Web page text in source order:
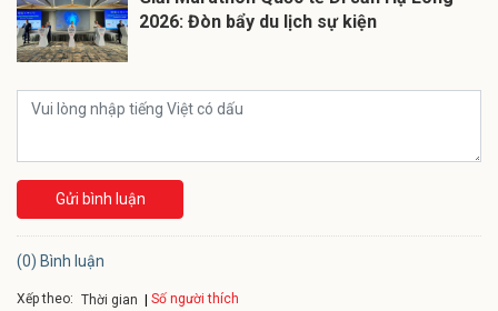
2026: Đòn bẩy du lịch sự kiện
Gửi bình luận
(0) Bình luận
Xếp theo: Thời gian Số người thích